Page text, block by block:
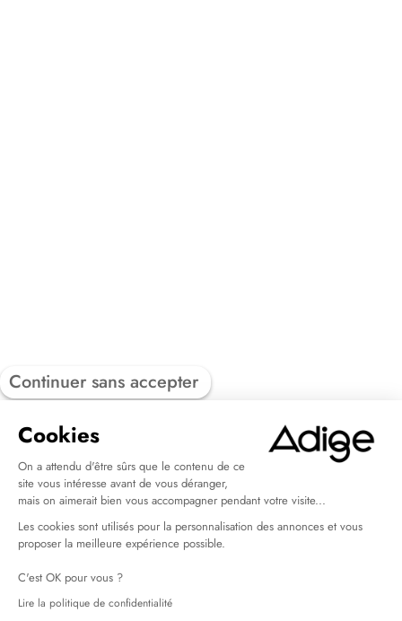
Continuer sans accepter
Cookies
On a attendu d'être sûrs que le contenu de ce
site vous intéresse avant de vous déranger,
mais on aimerait bien vous accompagner pendant votre visite...
Les cookies sont utilisés pour la personnalisation des annonces et vous
proposer la meilleure expérience possible.
C'est OK pour vous ?
Lire la politique de confidentialité